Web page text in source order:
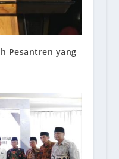
Pesantren yang